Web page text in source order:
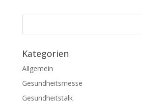
Kategorien
Allgemein
Gesundheitsmesse
Gesundheitstalk